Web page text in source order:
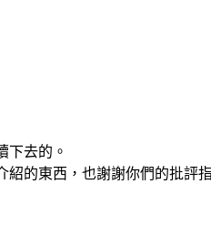
下去的。
的東西，也謝謝你們的批評